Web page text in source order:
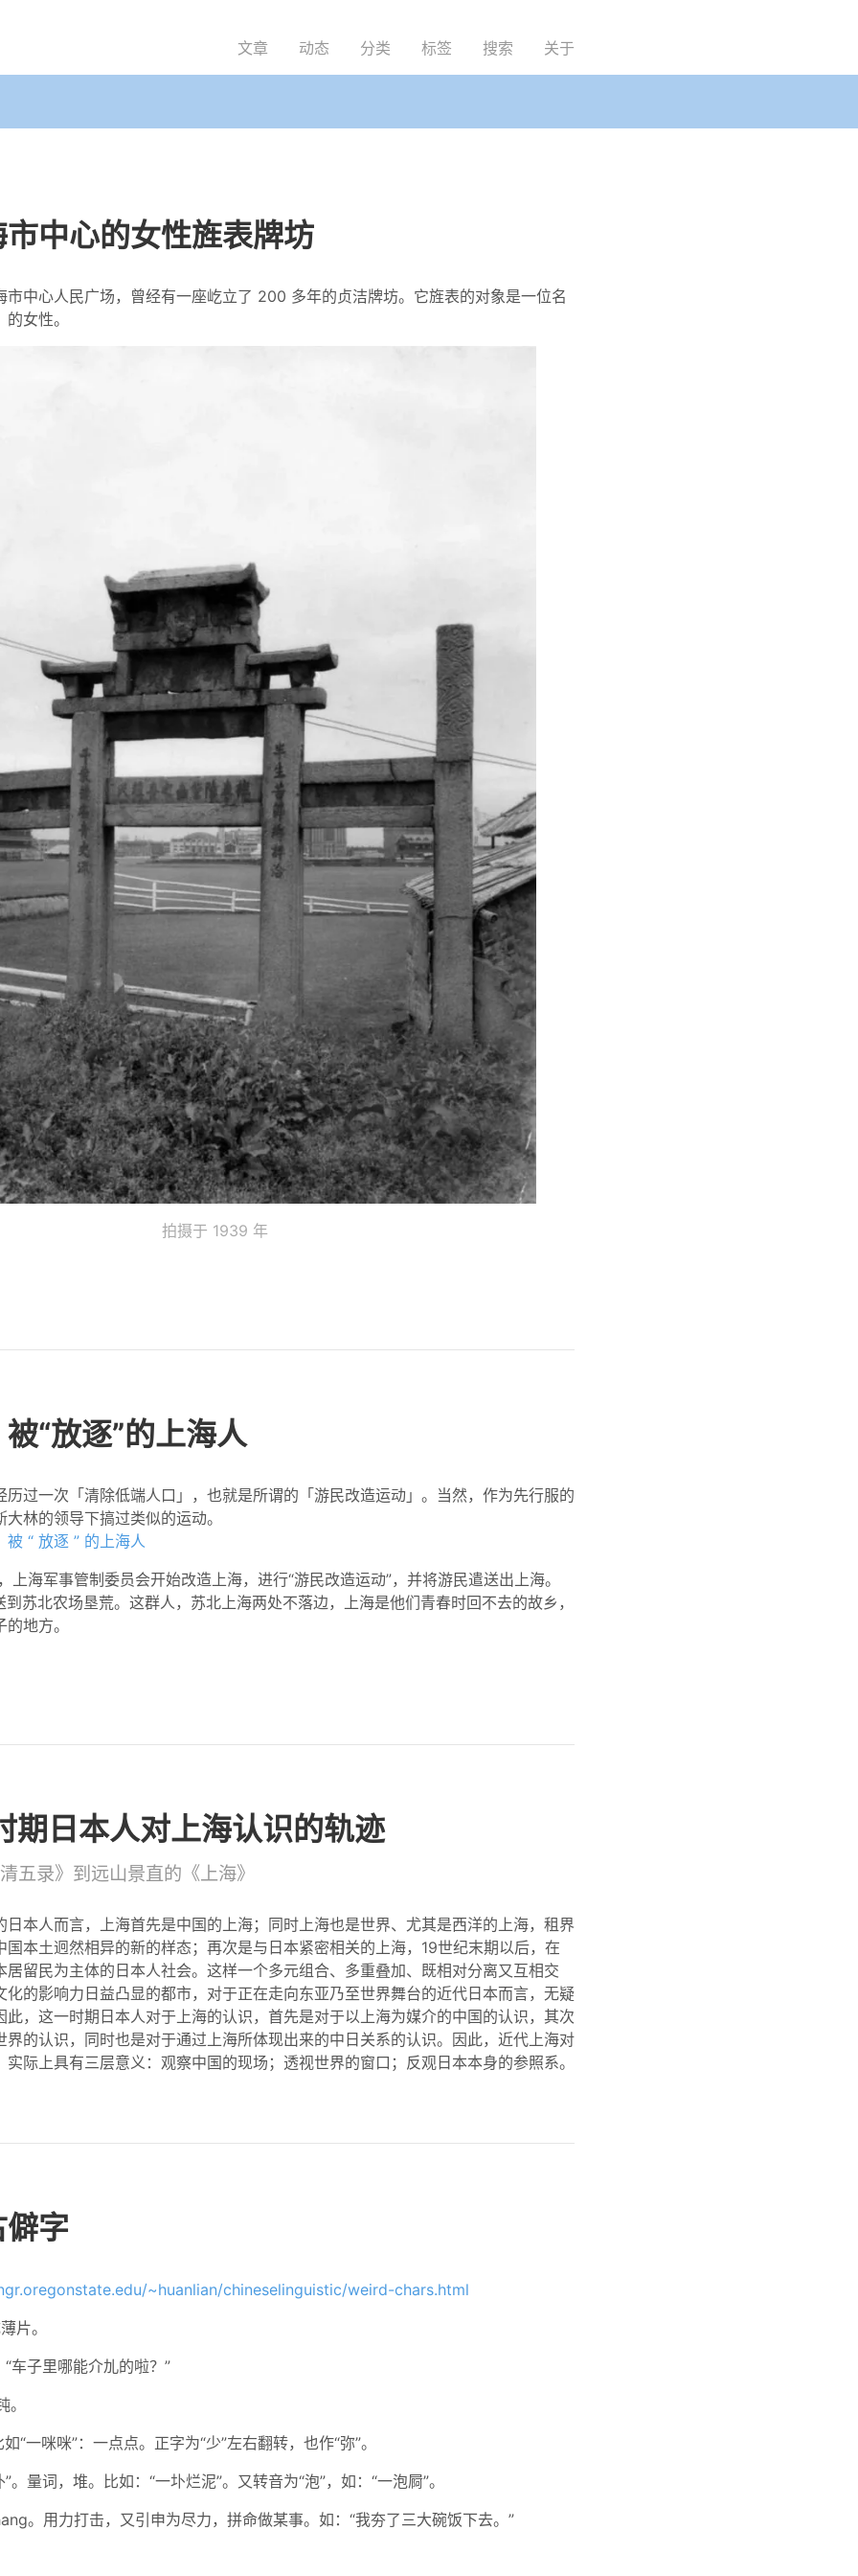
文章 动态 分类 标签 搜索 关于
中心的女性旌表牌坊
市中心人民广场，曾经有一座屹立了 200 多年的贞洁牌坊。它旌表的对象是一位名
女性。
拍摄于 1939 年
“放逐”的上海人
历过一次「清除低端人口」，也就是所谓的「游民改造运动」。当然，作为先行服的
林的领导下搞过类似的运动。
被 “ 放逐 ” 的上海人
上海军事管制委员会开始改造上海，进行“游民改造运动”，并将游民遣送出上海。
苏北农场垦荒。这群人，苏北上海两处不落边，上海是他们青春时回不去的故乡，
地方。
期日本人对上海认识的轨迹
五录》到远山景直的《上海》
日本人而言，上海首先是中国的上海；同时上海也是世界、尤其是西洋的上海，租界
国本土迥然相异的新的样态；再次是与日本紧密相关的上海，19世纪末期以后，在
居留民为主体的日本人社会。这样一个多元组合、多重叠加、既相对分离又互相交
化的影响力日益凸显的都市，对于正在走向东亚乃至世界舞台的近代日本而言，无疑
此，这一时期日本人对于上海的认识，首先是对于以上海为媒介的中国的认识，其次
界的认识，同时也是对于通过上海所体现出来的中日关系的认识。因此，近代上海对
际上具有三层意义：观察中国的现场；透视世界的窗口；反观日本本身的参照系。
字
~huanlian/chineselinguistic/weird-chars.html
片。
车子里哪能介劜的啦？”
“一咪咪”：一点点。正字为“少”左右翻转，也作“弥”。
量词，堆。比如：“一圤烂泥”。又转音为“泡”，如：“一泡屙”。
。用力打击，又引申为尽力，拼命做某事。如：“我夯了三大碗饭下去。”